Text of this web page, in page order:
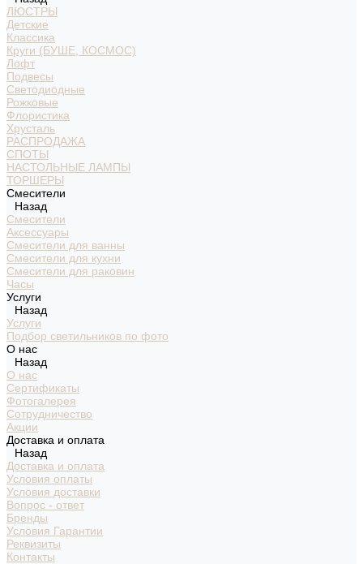
ЛЮСТРЫ
Детские
Классика
Круги (БУШЕ, КОСМОС)
Лофт
Подвесы
Светодиодные
Рожковые
Флористика
Хрусталь
РАСПРОДАЖА
СПОТЫ
НАСТОЛЬНЫЕ ЛАМПЫ
ТОРШЕРЫ
Смесители
Назад
Смесители
Аксессуары
Смесители для ванны
Смесители для кухни
Смесители для раковин
Часы
Услуги
Назад
Услуги
Подбор светильников по фото
О нас
Назад
О нас
Сертификаты
Фотогалерея
Сотрудничество
Акции
Доставка и оплата
Назад
Доставка и оплата
Условия оплаты
Условия доставки
Вопрос - ответ
Бренды
Условия Гарантии
Реквизиты
Контакты